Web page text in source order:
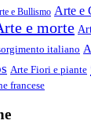
e Bullismo Arte e
e morte
italiano
Arte Fiori e piante
francese